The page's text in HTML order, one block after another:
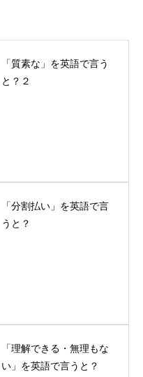
「質素な」を英語で言う
と？２
「分割払い」を英語で言
うと？
「理解できる・無理もな
い」を英語で言うと？